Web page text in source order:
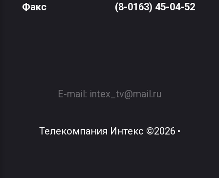
Факс(8-0163) 45-04-52
E-mail: intex_tv@mail.ru
Телекомпания Интекс ©2026